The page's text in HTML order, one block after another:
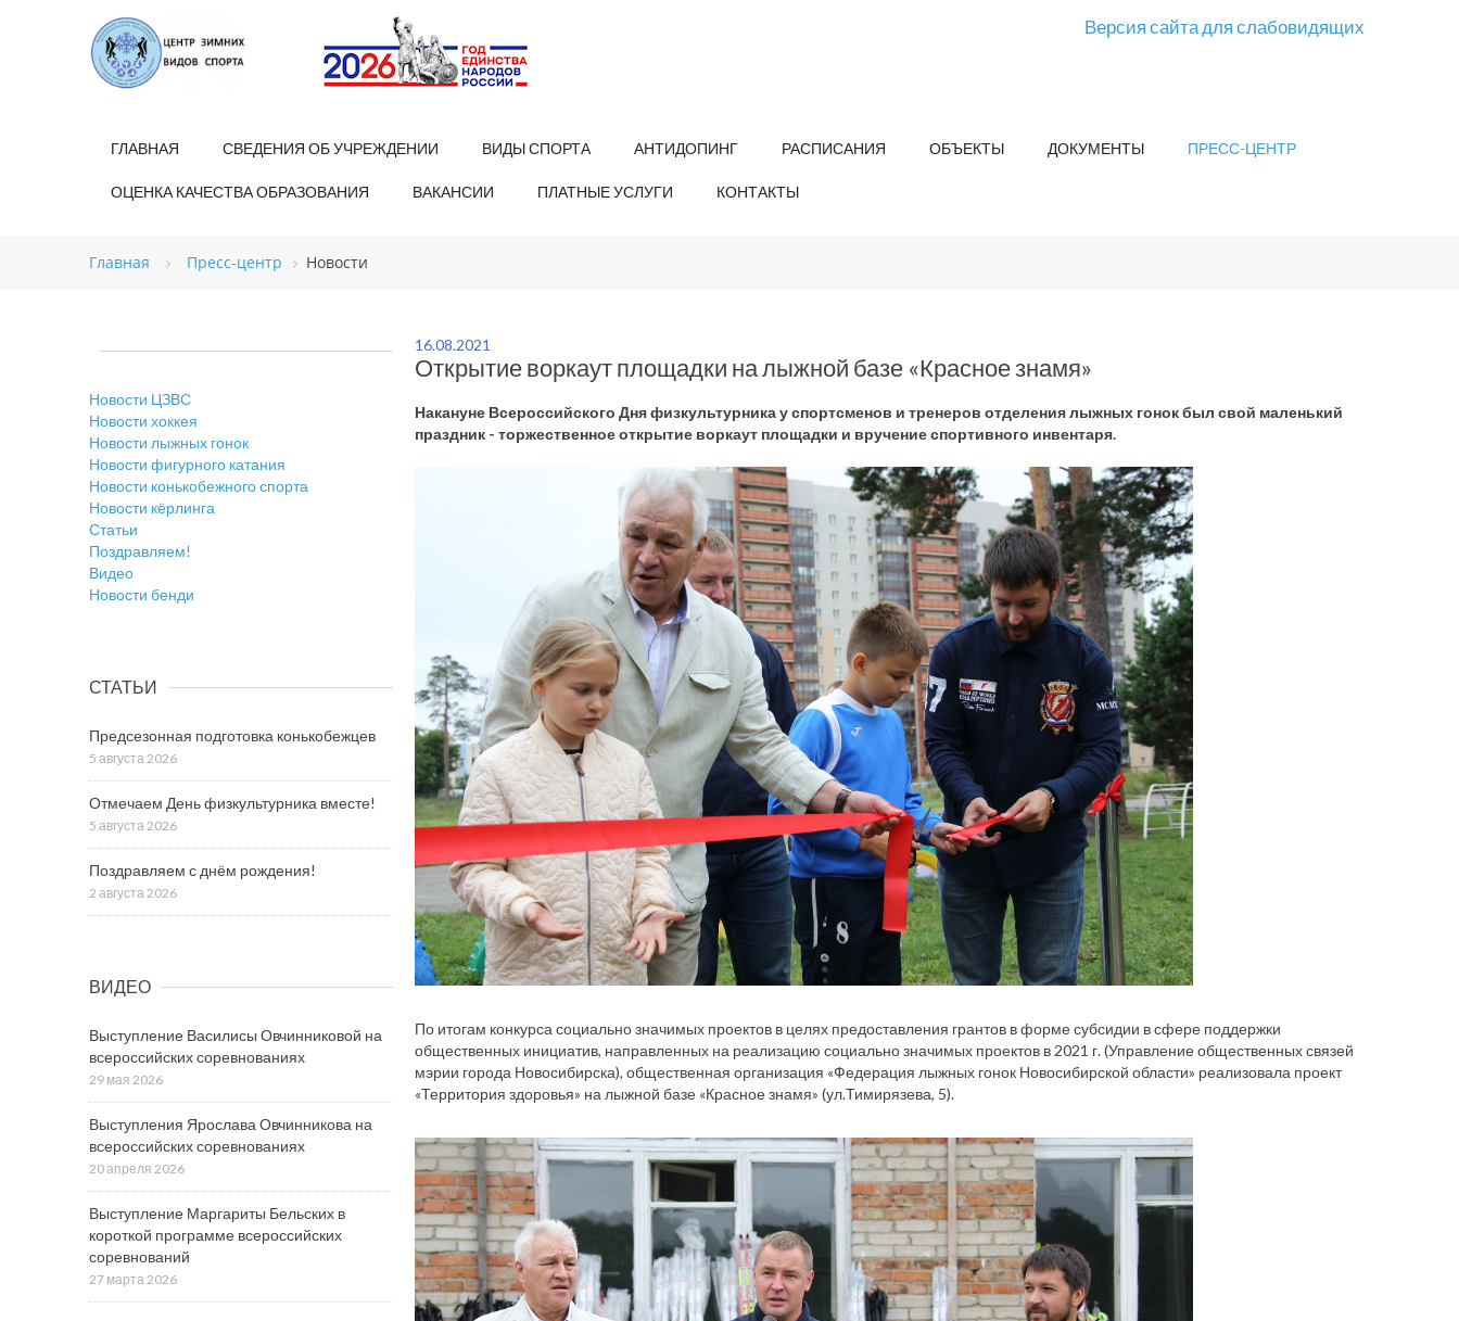
Версия сайта для слабовидящих
ГЛАВНАЯ СВЕДЕНИЯ ОБ УЧРЕЖДЕНИИ ВИДЫ СПОРТА АНТИДОПИНГ РАСПИСАНИЯ ОБЪЕКТЫ ДОКУМЕНТЫ ПРЕСС-ЦЕНТР
ОЦЕНКА КАЧЕСТВА ОБРАЗОВАНИЯ ВАКАНСИИ ПЛАТНЫЕ УСЛУГИ КОНТАКТЫ
Главная Пресс-центр Новости
16.08.2021
Открытие воркаут площадки на лыжной базе «Красное знамя»
Накануне Всероссийского Дня физкультурника у спортсменов и тренеров отделения лыжных гонок был свой маленький
праздник - торжественное открытие воркаут площадки и вручение спортивного инвентаря.
По итогам конкурса социально значимых проектов в целях предоставления грантов в форме субсидии в сфере поддержки
общественных инициатив, направленных на реализацию социально значимых проектов в 2021 г. (Управление общественных связей
мэрии города Новосибирска), общественная организация «Федерация лыжных гонок Новосибирской области» реализовала проект
«Территория здоровья» на лыжной базе «Красное знамя» (ул.Тимирязева, 5).
Новости ЦЗВС
Новости хоккея
Новости лыжных гонок
Новости фигурного катания
Новости конькобежного спорта
Новости кёрлинга
Статьи
Поздравляем!
Видео
Новости бенди
СТАТЬИ
Предсезонная подготовка конькобежцев
5 августа 2026
Отмечаем День физкультурника вместе!
5 августа 2026
Поздравляем с днём рождения!
2 августа 2026
ВИДЕО
Выступление Василисы Овчинниковой на
всероссийских соревнованиях
29 мая 2026
Выступления Ярослава Овчинникова на
всероссийских соревнованиях
20 апреля 2026
Выступление Маргариты Бельских в
короткой программе всероссийских
соревнований
27 марта 2026